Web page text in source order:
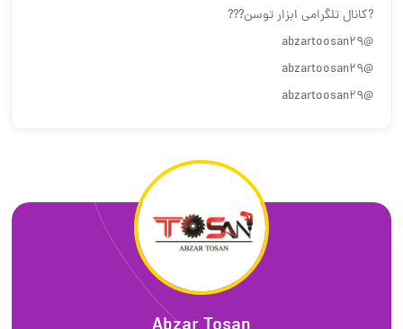
?كانال تلگرامي ابزار توسن???
@abzartoosan29
@abzartoosan29
@abzartoosan29